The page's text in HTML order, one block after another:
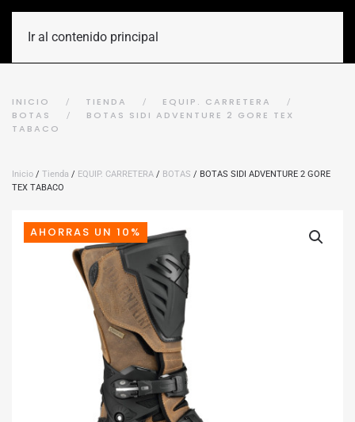
Ir al contenido principal
INICIO TIENDA
EQUIP. CARRETERA
BOTAS
BOTAS SIDI ADVENTURE 2 GORE TEX
TABACO
Inicio / Tienda / EQUIP. CARRETERA / BOTAS / BOTAS SIDI ADVENTURE 2 GORE
TEX TABACO
AHORRAS UN 10%